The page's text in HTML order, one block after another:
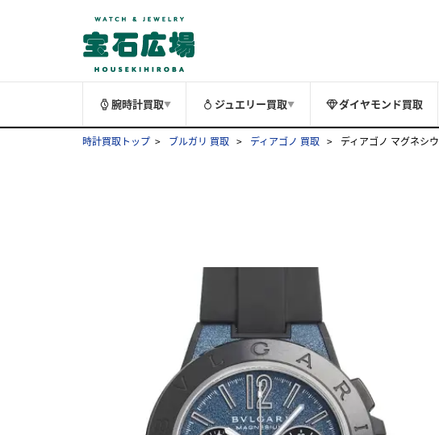
腕時計買取▼ ジュエリー買取▼ ダイヤモンド買取
時計買取トップ ブルガリ 買取 ディアゴノ 買取 ディアゴノ マグネシ